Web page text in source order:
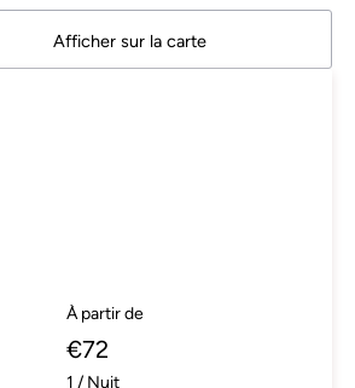
Afficher sur la carte
À partir de
€72
1 / Nuit